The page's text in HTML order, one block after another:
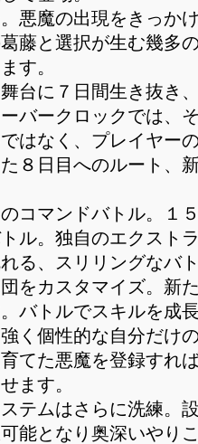
悪魔の出現をきっか
藤と選択が生む幾多
す。
台に７日間生き抜き
バークロックでは、
はなく、プレイヤー
８日目へのルート、
コマンドバトル。１
ル。独自のエクスト
る、スリリングなバ
をカスタマイズ。新
バトルでスキルを成
く個性的な自分だけ
てた悪魔を登録す
ます。
テムはさらに洗練。
能となり奥深いやり